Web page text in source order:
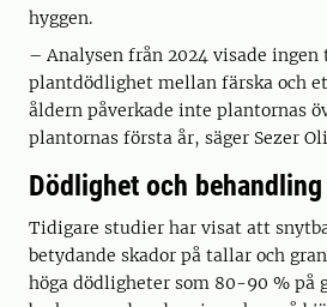
hyggen.
– Analysen från 2024 visade
plantdödlighet mellan färska och
åldern påverkade inte plantornas
plantornas första år, säger Sezer
Dödlighet och behandling
Tidigare studier har visat att
betydande skador på tallar och
höga dödligheter som 80-90 % på